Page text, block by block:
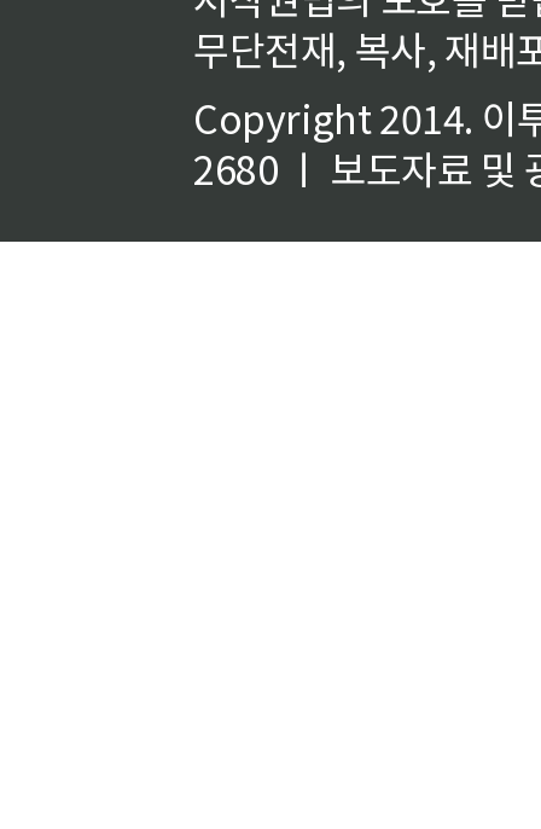
무단전재, 복사, 재배
Copyright 2014. 이
2680 ㅣ 보도자료